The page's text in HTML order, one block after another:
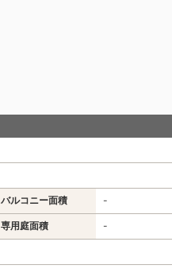
バルコニー面積 -
専用庭面積 -